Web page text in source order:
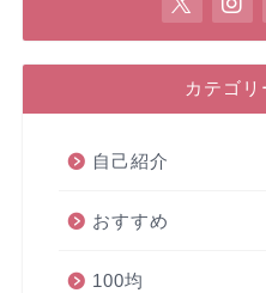
カテゴリ
自己紹介
おすすめ
100均